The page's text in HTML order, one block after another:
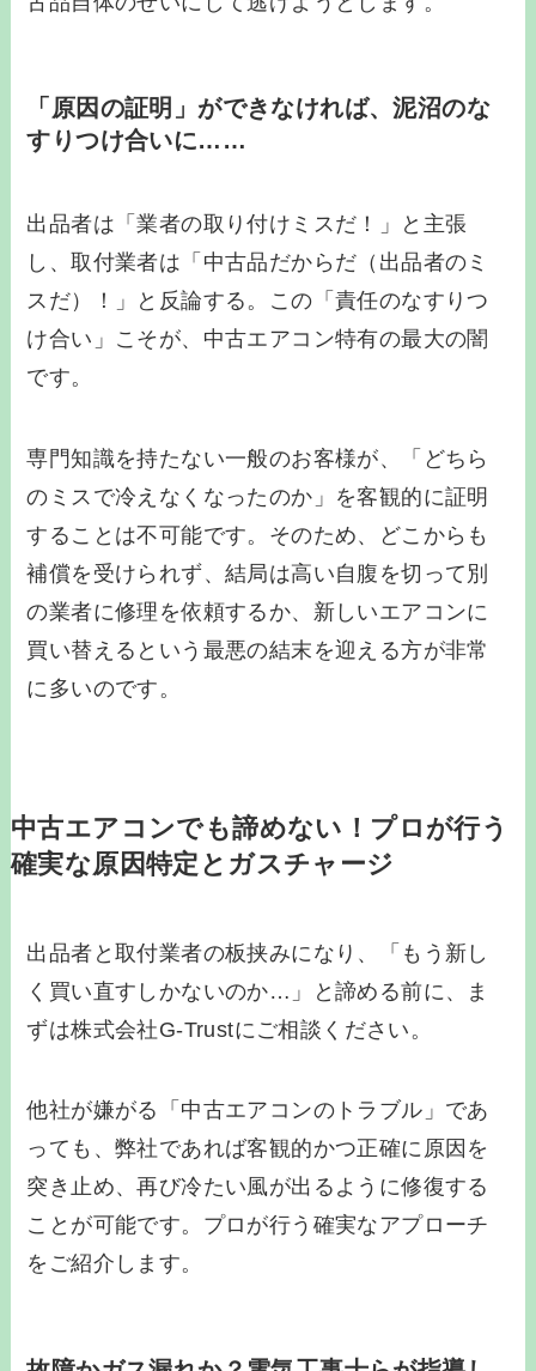
「原因の証明」ができなければ、泥沼のな
すりつけ合いに……
出品者は「業者の取り付けミスだ！」と主張
し、取付業者は「中古品だからだ（出品者のミ
スだ）！」と反論する。この「責任のなすりつ
け合い」こそが、中古エアコン特有の最大の闇
です。
専門知識を持たない一般のお客様が、「どちら
のミスで冷えなくなったのか」を客観的に証明
することは不可能です。そのため、どこからも
補償を受けられず、結局は高い自腹を切って別
の業者に修理を依頼するか、新しいエアコンに
買い替えるという最悪の結末を迎える方が非常
に多いのです。
中古エアコンでも諦めない！プロが行う
確実な原因特定とガスチャージ
出品者と取付業者の板挟みになり、「もう新し
く買い直すしかないのか…」と諦める前に、ま
ずは株式会社G-Trustにご相談ください。
他社が嫌がる「中古エアコンのトラブル」であ
っても、弊社であれば客観的かつ正確に原因を
突き止め、再び冷たい風が出るように修復する
ことが可能です。プロが行う確実なアプローチ
をご紹介します。